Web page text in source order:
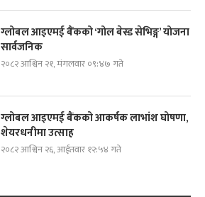
ग्लोबल आइएमई बैंकको ‘गोल बेस्ड सेभिङ्ग’ योजना
सार्वजनिक
२०८२ आश्विन २१, मंगलवार ०९:४७ गते
ग्लोबल आइएमई बैंकको आकर्षक लाभांश घोषणा,
शेयरधनीमा उत्साह
२०८२ आश्विन २६, आईतवार १२:५४ गते